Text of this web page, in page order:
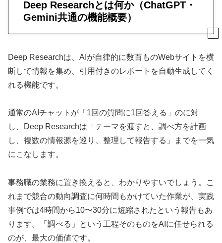
Deep Researchとは何か（ChatGPT・
Gemini共通の機能概要）
Deep Researchは、AIが自律的に数百ものWebサイトを横
断して情報を集め、引用付きのレポートを自動生成してく
れる機能です。
通常のAIチャットが「1回の質問に1回答える」のに対
し、Deep Researchは「テーマを渡すと、調べ方を計画
し、複数の情報源を巡り、整理して報告する」までを一気
にこなします。
事務職の業務に置き換えると、わかりやすいでしょう。こ
れまで競合の動向調査に何時間もかけていた作業が、実践
事例では4時間から10〜30分に短縮されたという報告もあ
ります。「調べる」という工程そのものをAIに任せられる
のが、最大の価値です。